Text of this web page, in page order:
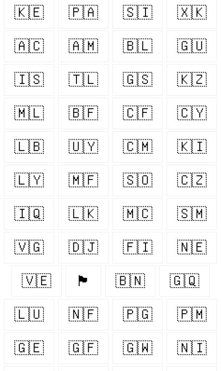
🇰🇪 🇵🇦 🇸🇮 🇽🇰
🇦🇨 🇦🇲 🇧🇱 🇬🇺
🇮🇸 🇹🇱 🇬🇸 🇰🇿
🇲🇱 🇧🇫 🇨🇫 🇨🇾
🇱🇧 🇺🇾 🇨🇲 🇰🇮
🇱🇾 🇲🇫 🇸🇴 🇨🇿
🇮🇶 🇱🇰 🇲🇨 🇸🇲
🇻🇬 🇩🇯 🇫🇮 🇳🇪
🇻🇪 🏴󠁧󠁢󠁷󠁬󠁳󠁿 🇧🇳 🇬🇶
🇱🇺 🇳🇫 🇵🇬 🇵🇲
🇬🇪 🇬🇫 🇬🇼 🇳🇮